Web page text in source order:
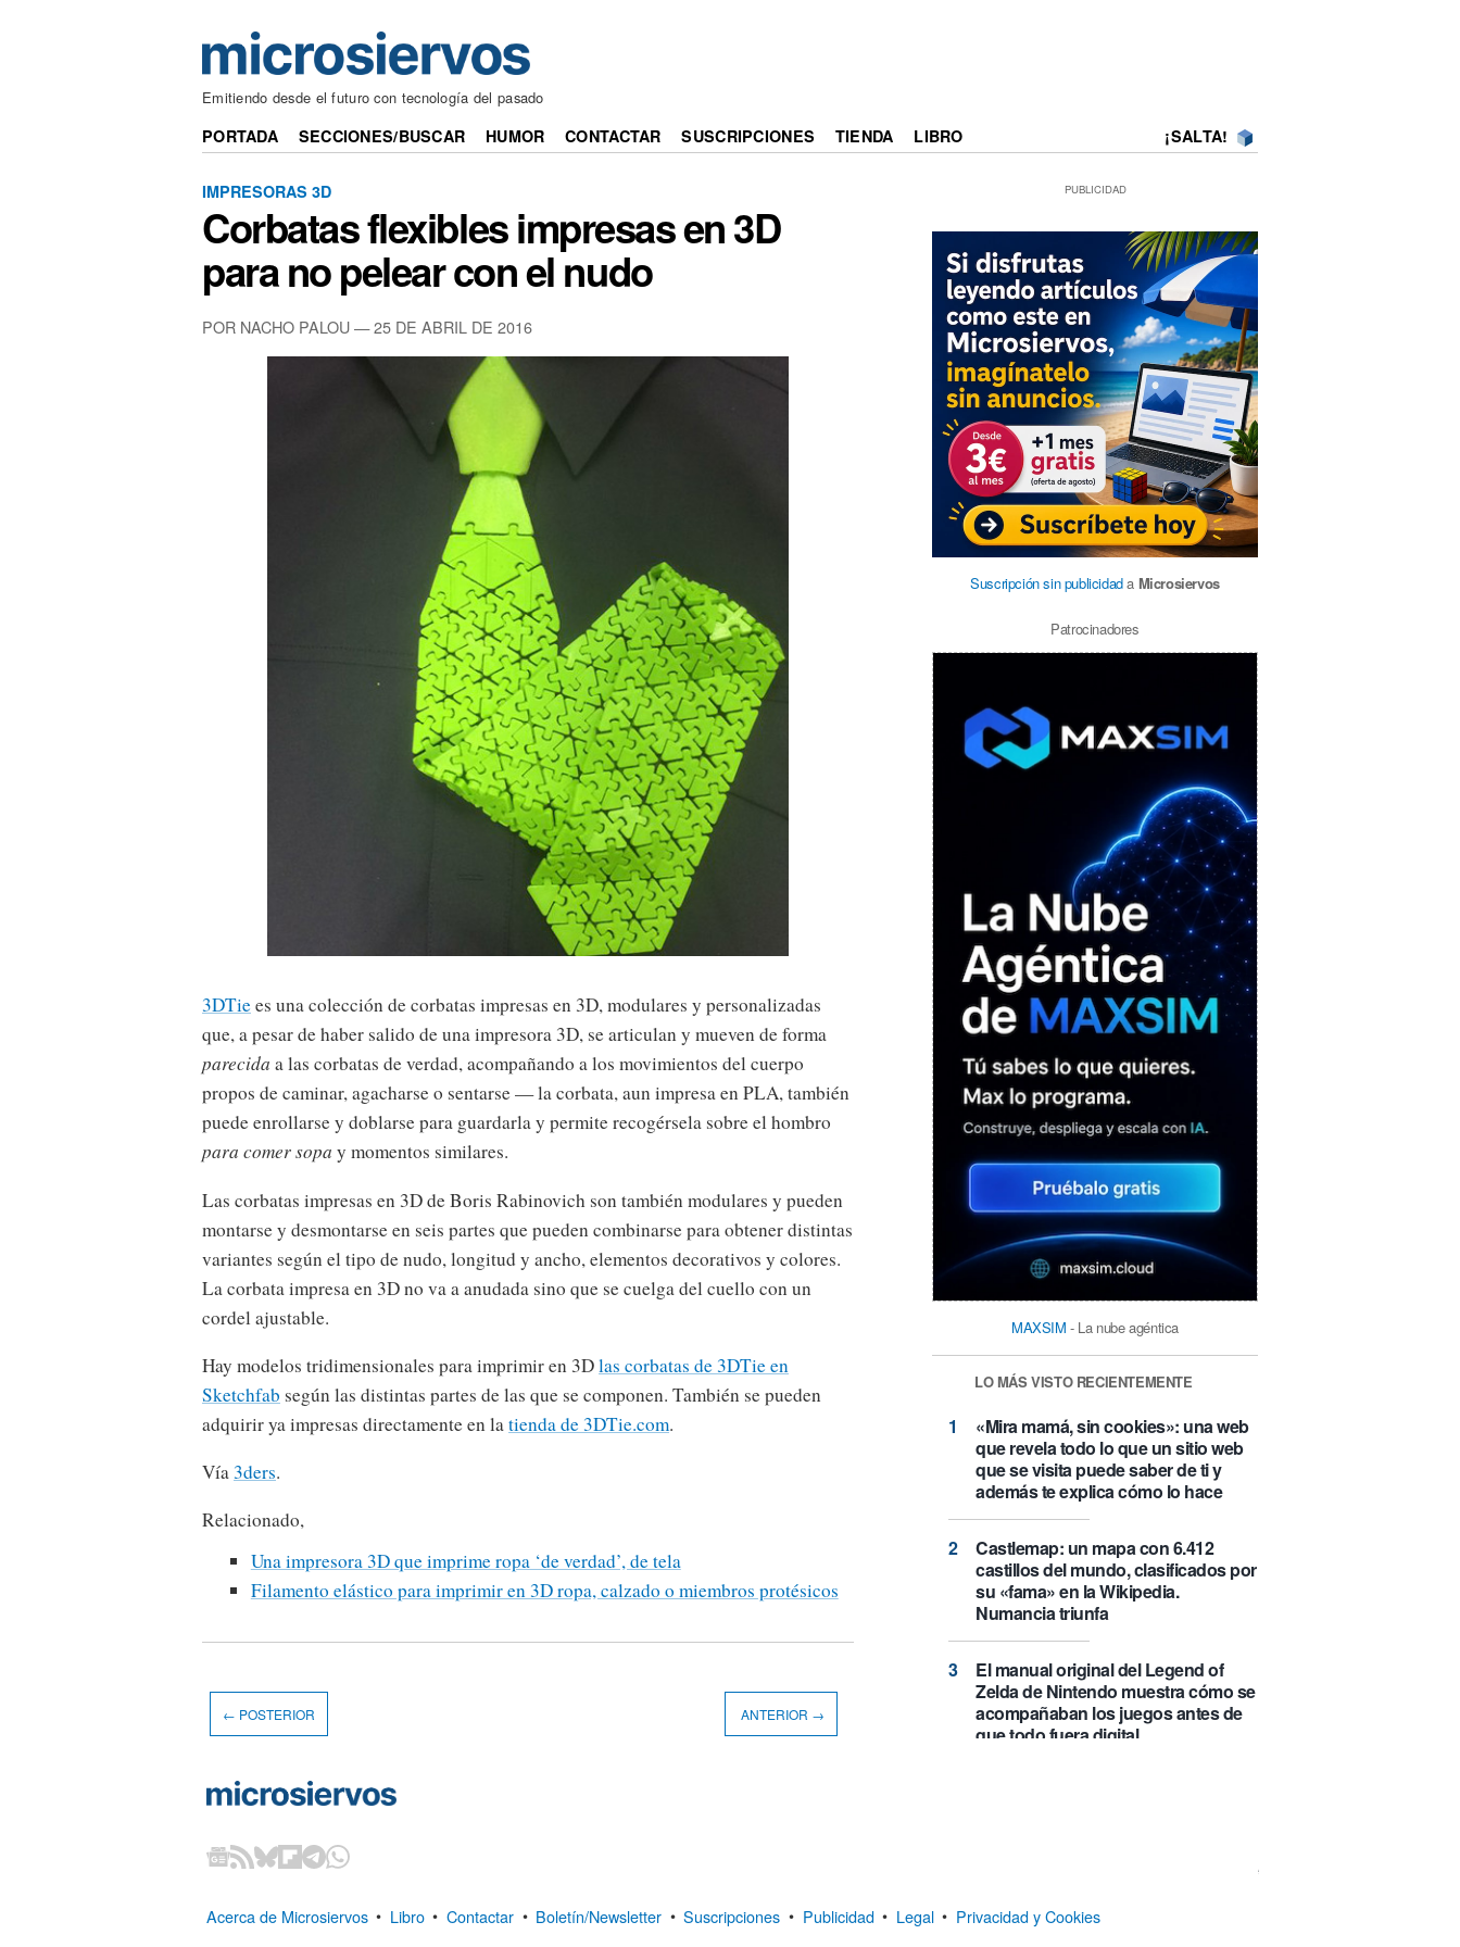
Emitiendo desde el futuro con tecnología del pasado
PORTADA SECCIONES/BUSCAR HUMOR CONTACTAR SUSCRIPCIONES TIENDA LIBRO ¡SALTA!
IMPRESORAS 3D
Corbatas flexibles impresas en 3D
para no pelear con el nudo
POR NACHO PALOU — 25 DE ABRIL DE 2016
3DTiees una colección de corbatas impresas en 3D, modulares y personalizadas
que, a pesar de haber salido de una impresora 3D, se articulan y mueven de forma
parecida a las corbatas de verdad, acompañando a los movimientos del cuerpo
propos de caminar, agacharse o sentarse — la corbata, aun impresa en PLA, también
puede enrollarse y doblarse para guardarla y permite recogérsela sobre el hombro
para comer sopa y momentos similares.
Las corbatas impresas en 3D de Boris Rabinovich son también modulares y pueden
montarse y desmontarse en seis partes que pueden combinarse para obtener distintas
variantes según el tipo de nudo, longitud y ancho, elementos decorativos y colores.
La corbata impresa en 3D no va a anudada sino que se cuelga del cuello con un
cordel ajustable.
Hay modelos tridimensionales para imprimir en 3Dlas corbatas de 3DTie en
Sketchfab según las distintas partes de las que se componen. También se pueden
adquirir ya impresas directamente en latienda de 3DTie.com.
Vía 3ders.
Relacionado,
Una impresora 3D que imprime ropa ‘de verdad’, de tela
Filamento elástico para imprimir en 3D ropa, calzado o miembros protésicos
PUBLICIDAD
Suscripción sin publicidada Microsiervos
Patrocinadores
MAXSIM - La nube agéntica
LO MÁS VISTO RECIENTEMENTE
«Mira mamá, sin cookies»: una web
que revela todo lo que un sitio web
que se visita puede saber de ti y
además te explica cómo lo hace
Castlemap: un mapa con 6.412
castillos del mundo, clasificados por
su «fama» en la Wikipedia.
Numancia triunfa
El manual original del Legend of
Zelda de Nintendo muestra cómo se
acompañaban los juegos antes de
que todo fuera digital
unos minutos y algo más de 23.000
kilómetros sin escalas entre
← POSTERIOR ANTERIOR →
Acerca de Microsiervos • Libro • Contactar • Boletín/Newsletter • Suscripciones • Publicidad • Legal • Privacidad y Cookies